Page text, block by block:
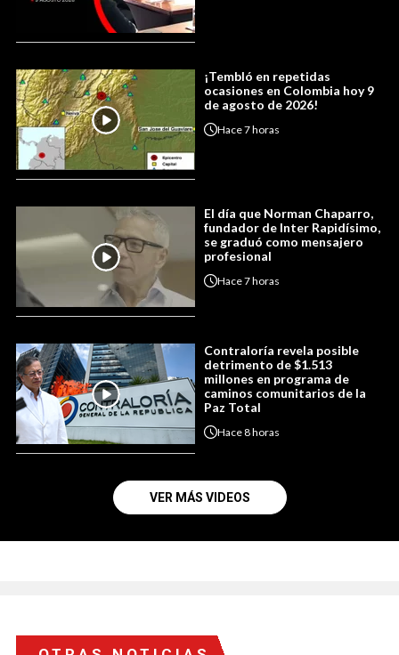
¡Tembló en repetidas
ocasiones en Colombia hoy 9
de agosto de 2026!
Hace7 horas
El día que Norman Chaparro,
fundador de Inter Rapidísimo,
se graduó como mensajero
profesional
Hace7 horas
Contraloría revela posible
detrimento de $1.513
millones en programa de
caminos comunitarios de la
Paz Total
Hace8 horas
VER MÁS VIDEOS